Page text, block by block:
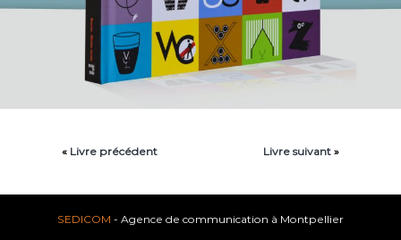
« Livre précédent Livre suivant »
SEDICOM - Agence de communication à Montpellier